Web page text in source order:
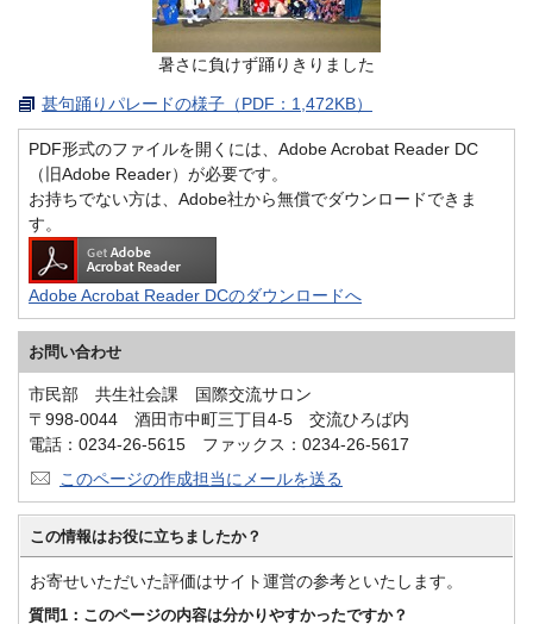
暑さに負けず踊りきりました
甚句踊りパレードの様子（PDF：1,472KB）
PDF形式のファイルを開くには、Adobe Acrobat Reader DC
（旧Adobe Reader）が必要です。
お持ちでない方は、Adobe社から無償でダウンロードできま
す。
Adobe Acrobat Reader DCのダウンロードへ
お問い合わせ
市民部 共生社会課 国際交流サロン
〒998-0044 酒田市中町三丁目4-5 交流ひろば内
電話：0234-26-5615 ファックス：0234-26-5617
このページの作成担当にメールを送る
この情報はお役に立ちましたか？
お寄せいただいた評価はサイト運営の参考といたします。
質問1：このページの内容は分かりやすかったですか？